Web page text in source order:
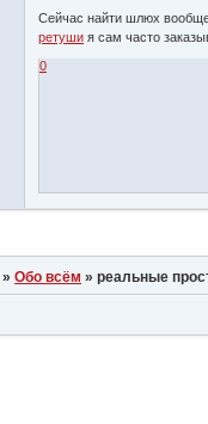
Сейчас найти шлюх
ретуши я сам часто
0
»Обо всём »реальные